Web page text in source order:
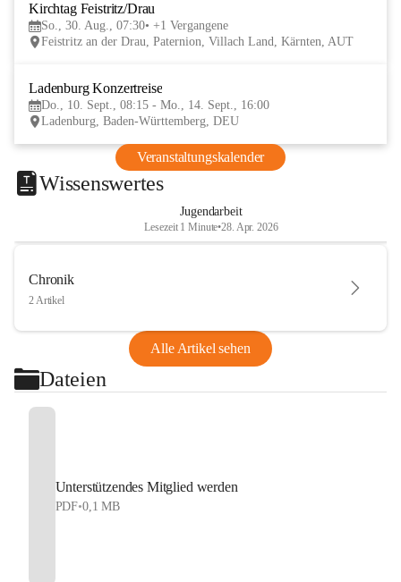
Kirchtag Feistritz/Drau
So., 30. Aug., 07:30 +1 Vergangene
Feistritz an der Drau, Paternion, Villach Land, Kärnten, AUT
Ladenburg Konzertreise
Do., 10. Sept., 08:15 - Mo., 14. Sept., 16:00
Ladenburg, Baden-Württemberg, DEU
Veranstaltungskalender
Wissenswertes
Jugendarbeit
Lesezeit 1 Minute•28. Apr. 2026
Chronik
2 Artikel
Alle Artikel sehen
Dateien
Unterstützendes Mitglied werden
PDF•0,1 MB